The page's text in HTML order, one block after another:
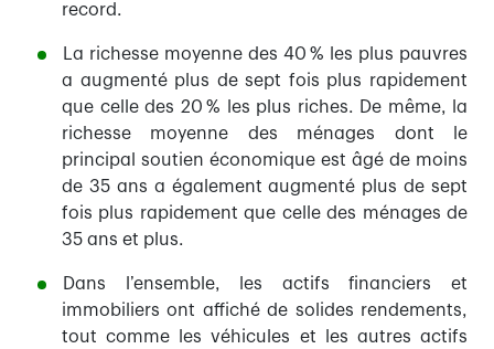
record.
La richesse moyenne des 40 % les plus pauvres
a augmenté plus de sept fois plus rapidement
que celle des 20 % les plus riches. De même, la
richesse moyenne des ménages dont le
principal soutien économique est âgé de moins
de 35 ans a également augmenté plus de sept
fois plus rapidement que celle des ménages de
35 ans et plus.
Dans l’ensemble, les actifs financiers et
immobiliers ont affiché de solides rendements,
tout comme les véhicules et les autres actifs